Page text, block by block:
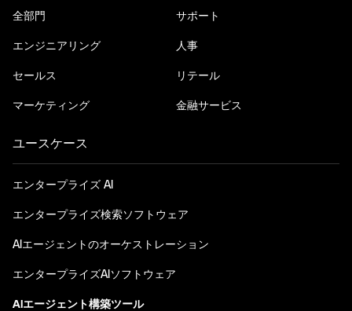
全部門
エンジニアリング
セールス
マーケティング
サポート
人事
リテール
金融サービス
ユースケース
エンタープライズ AI
エンタープライズ検索ソフトウェア
AIエージェントのオーケストレーション
エンタープライズAIソフトウェア
AIエージェント構築ツール